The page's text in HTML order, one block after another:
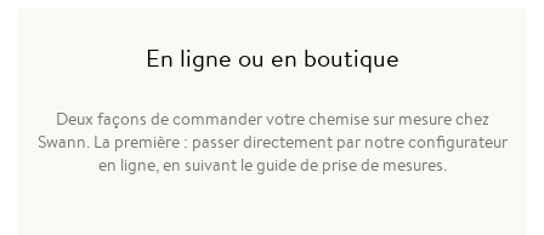
En ligne ou en boutique
Deux façons de commander votre chemise sur mesure chez
Swann. La première : passer directement par notre configurateur
en ligne, en suivant le guide de prise de mesures.